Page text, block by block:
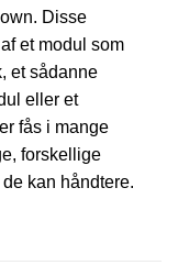
Disse
et modul som
et sådanne
eller et
fås i mange
forskellige
kan håndtere.